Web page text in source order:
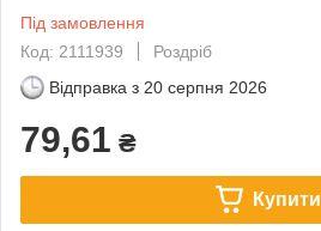
Під замовлення
Код: 2111939
Роздріб
Відправка з 20 серпня 2026
79,61 ₴
Купити